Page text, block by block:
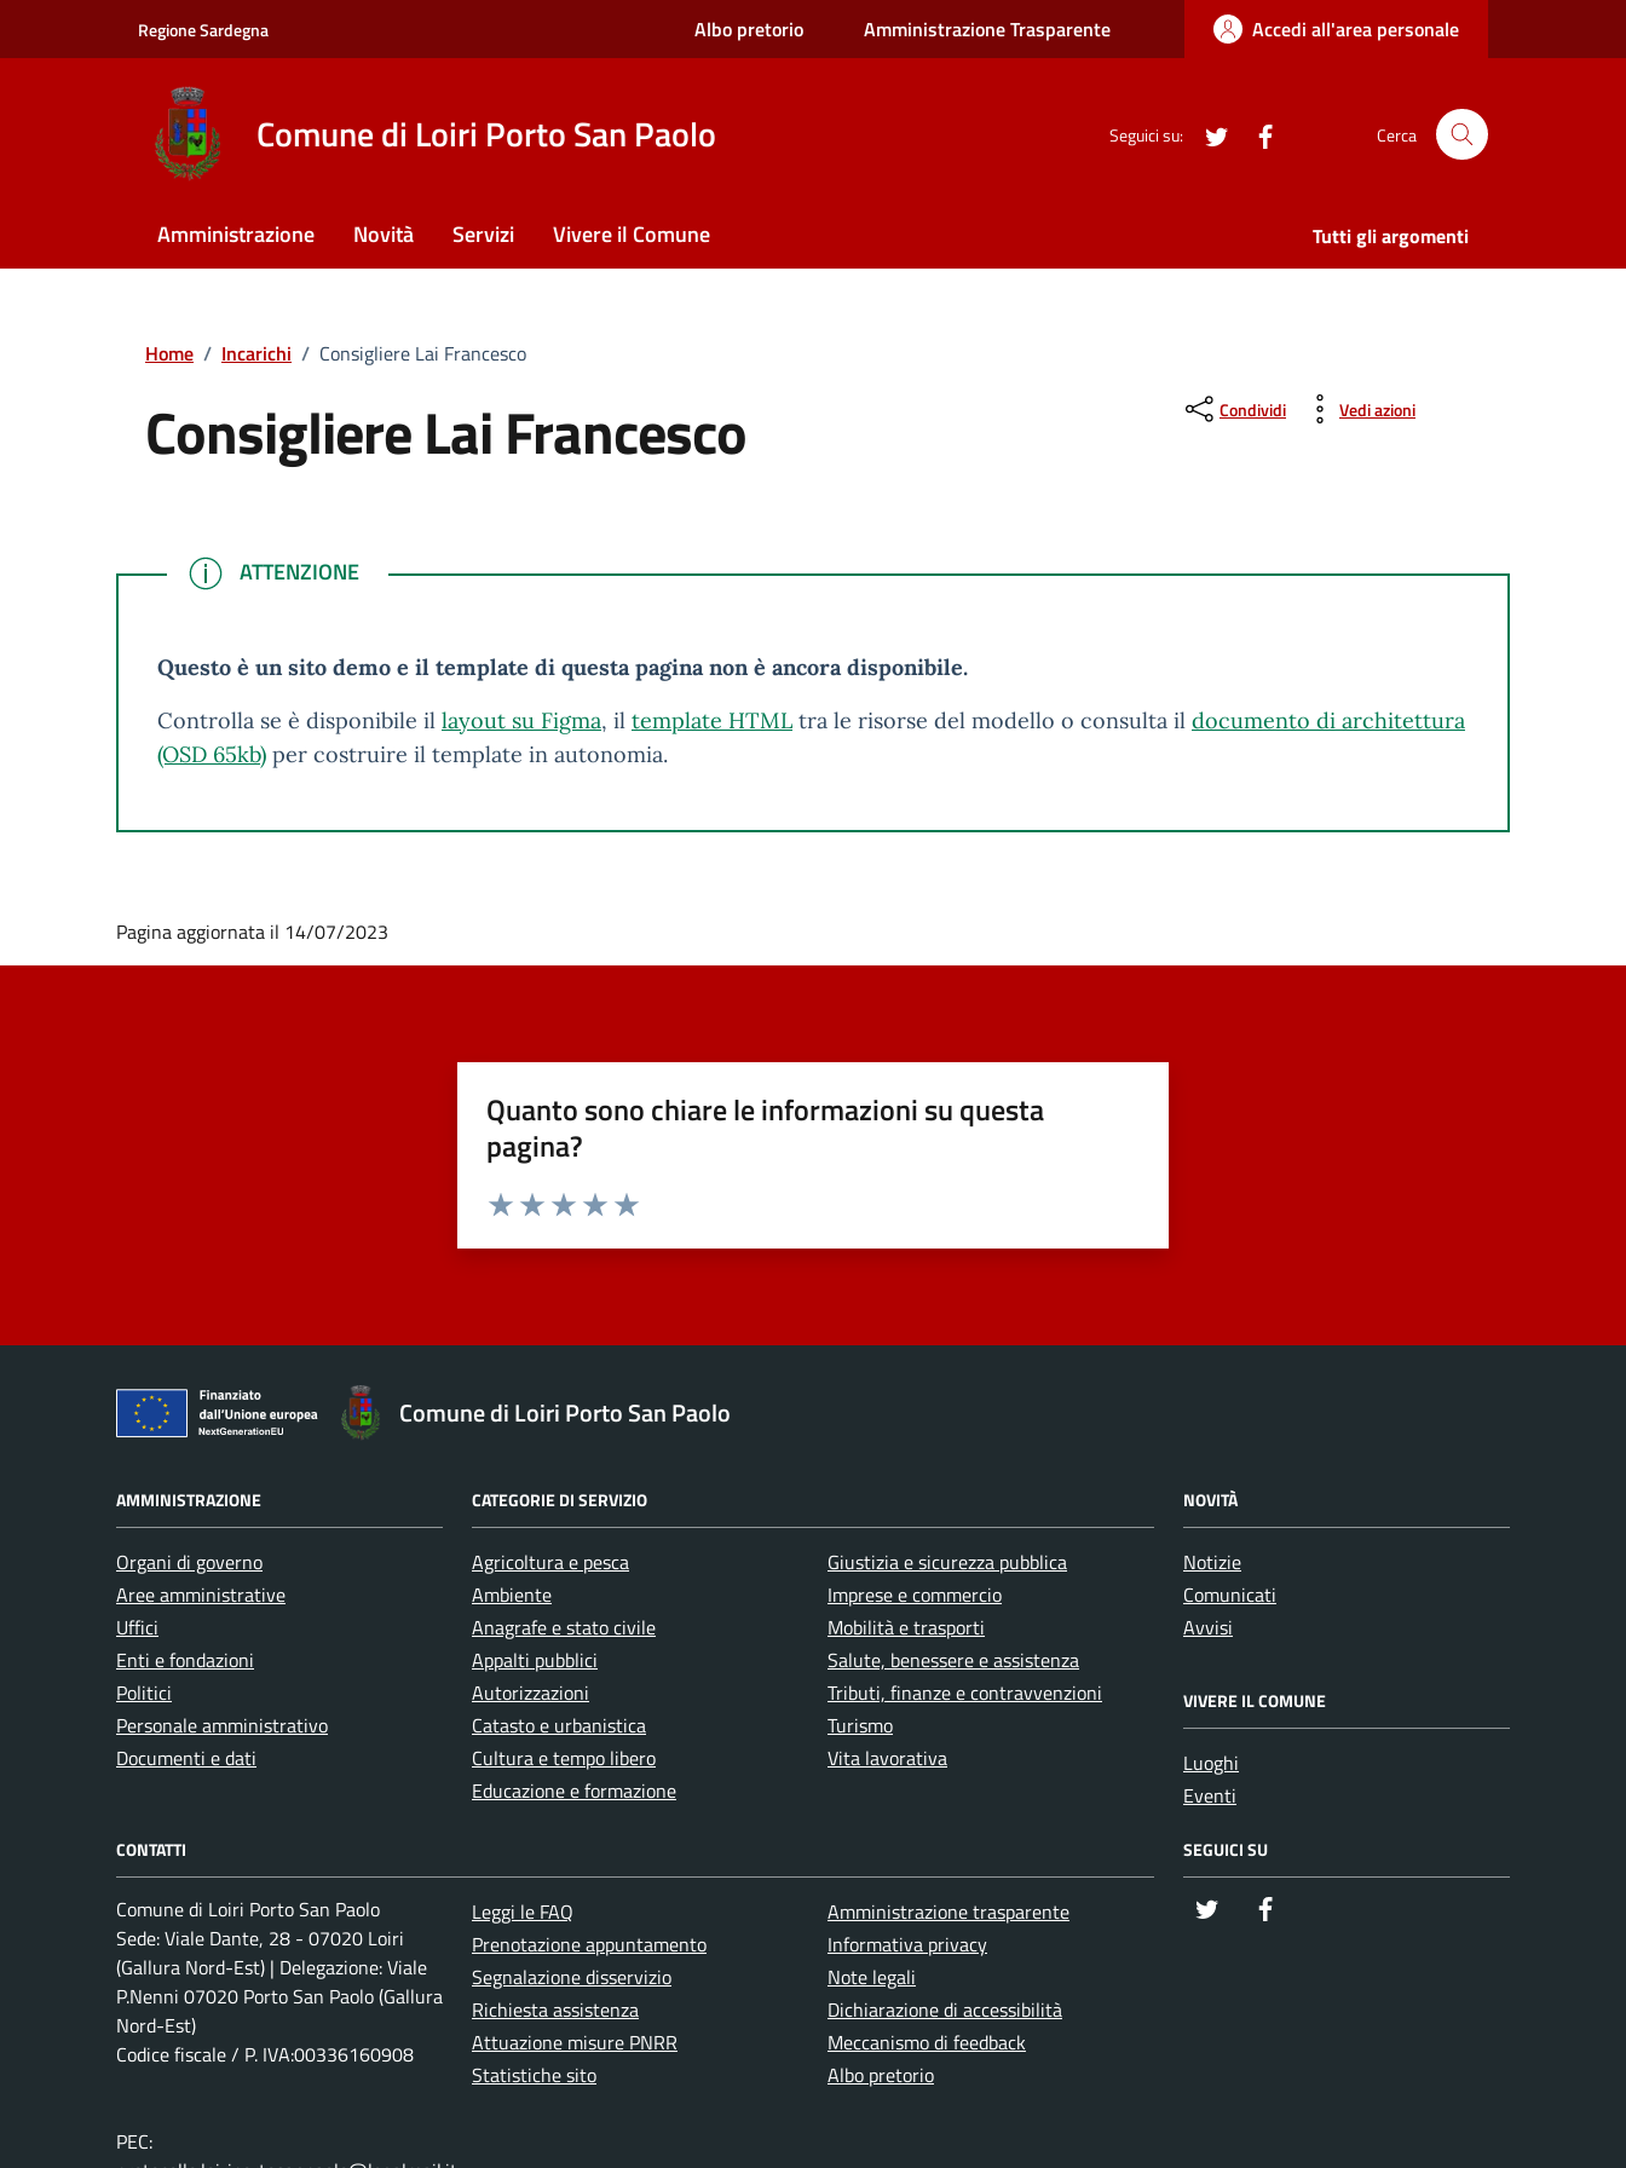
Regione Sardegna Albo pretorio Amministrazione Trasparente Accedi all'area personale
Comune di Loiri Porto San Paolo Seguici su: twitter Cerca
Amministrazione Novità Servizi Vivere il Comune Tutti gli argomenti
Home / Incarichi / Consigliere Lai Francesco
Consigliere Lai Francesco Condividi Vedi azioni
ATTENZIONE
ATTENZIONE
Questo è un sito demo e il template di questa pagina non è ancora disponibile.
Controlla se è disponibile il layout su Figma, il template HTML tra le risorse del modello o consulta il documento di architettura
(OSD 65kb) per costruire il template in autonomia.
Pagina aggiornata il 14/07/2023
Quanto sono chiare le informazioni su questa
pagina?
Comune di Loiri Porto San Paolo
AMMINISTRAZIONE
Organi di governo
Aree amministrative
Uffici
Enti e fondazioni
Politici
Personale amministrativo
Documenti e dati
CATEGORIE DI SERVIZIO
Agricoltura e pesca
Ambiente
Anagrafe e stato civile
Appalti pubblici
Autorizzazioni
Catasto e urbanistica
Cultura e tempo libero
Educazione e formazione
Giustizia e sicurezza pubblica
Imprese e commercio
Mobilità e trasporti
Salute, benessere e assistenza
Tributi, finanze e contravvenzioni
Turismo
Vita lavorativa
NOVITÀ
Notizie
Comunicati
Avvisi
VIVERE IL COMUNE
Luoghi
Eventi
CONTATTI
Comune di Loiri Porto San Paolo
Sede: Viale Dante, 28 - 07020 Loiri
(Gallura Nord-Est) | Delegazione: Viale
P.Nenni 07020 Porto San Paolo (Gallura
Nord-Est)
Codice fiscale / P. IVA:00336160908
PEC:
Leggi le FAQ
Prenotazione appuntamento
Segnalazione disservizio
Richiesta assistenza
Attuazione misure PNRR
Statistiche sito
Amministrazione trasparente
Informativa privacy
Note legali
Dichiarazione di accessibilità
Meccanismo di feedback
Albo pretorio
SEGUICI SU
twitter